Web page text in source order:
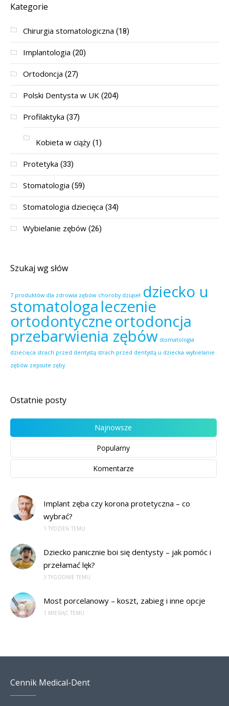
Kategorie
Chirurgia stomatologiczna (18)
Implantologia (20)
Ortodoncja (27)
Polski Dentysta w UK (204)
Profilaktyka (37)
Kobieta w ciąży (1)
Protetyka (33)
Stomatologia (59)
Stomatologia dziecięca (34)
Wybielanie zębów (26)
Szukaj wg słów
7 produktów dla zdrowia zębów choroby dziąseł dziecko u
stomatologa leczenie
ortodontyczneortodoncja
przebarwienia zębów stomatologia
dziecięca strach przed dentystą strach przed dentystą u dziecka wybielanie
zębów zepsute zęby
Ostatnie posty
Najnowsze
Popularny
Komentarze
Implant zęba czy korona protetyczna – co
wybrać?
1 TYDZIEŃ TEMU
Dziecko panicznie boi się dentysty – jak pomóc i
przełamać lęk?
3 TYGODNIE TEMU
Most porcelanowy – koszt, zabieg i inne opcje
1 MIESIĄC TEMU
Cennik Medical-Dent